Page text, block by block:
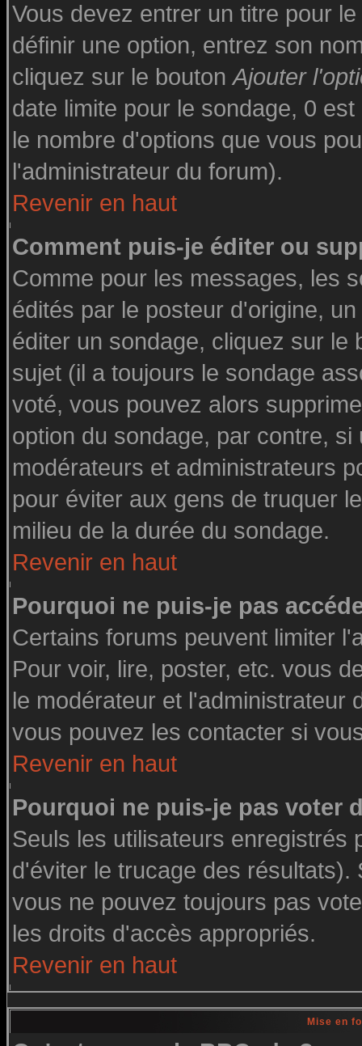
Vous devez entrer un titre pour
définir une option, entrez son
cliquez sur le boutonAjouter
date limite pour le sondage, 0
le nombre d'options que vous
l'administrateur du forum).
Revenir en haut
Comment puis-je éditer ou
Comme pour les messages, les
édités par le posteur d'origine,
éditer un sondage, cliquez sur le
sujet (il a toujours le sondage
voté, vous pouvez alors
option du sondage, par contre,
modérateurs et administrateurs
pour éviter aux gens de truquer
milieu de la durée du sondage.
Revenir en haut
Pourquoi ne puis-je pas
Certains forums peuvent limiter
Pour voir, lire, poster, etc. vous
le modérateur et l'administrateur
vous pouvez les contacter si
Revenir en haut
Pourquoi ne puis-je pas voter
Seuls les utilisateurs enregistrés
d'éviter le trucage des
vous ne pouvez toujours pas
les droits d'accès appropriés.
Revenir en haut
Mise en